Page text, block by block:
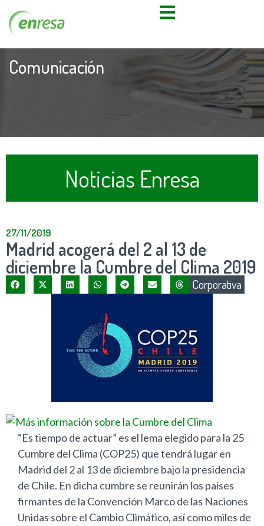
Comunicación
Noticias Enresa
27/11/2019
Madrid acogerá del 2 al 13 de
diciembre la Cumbre del Clima 2019
Corporativa
“Es tiempo de actuar” es el lema elegido para la 25
Cumbre del Clima (COP25) que tendrá lugar en
Madrid del 2 al 13 de diciembre bajo la presidencia
de Chile. En dicha cumbre se reunirán los países
firmantes de la Convención Marco de las Naciones
Unidas sobre el Cambio Climático, así como miles de